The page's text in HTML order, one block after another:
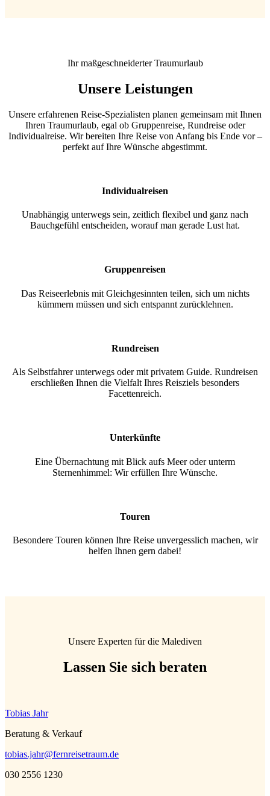
Ihr maßgeschneiderter Traumurlaub
Unsere Leistungen
Unsere erfahrenen Reise-Spezialisten planen gemeinsam mit Ihnen
Ihren Traumurlaub, egal ob Gruppenreise, Rundreise oder
Individualreise. Wir bereiten Ihre Reise von Anfang bis Ende vor –
perfekt auf Ihre Wünsche abgestimmt.
Individualreisen
Unabhängig unterwegs sein, zeitlich flexibel und ganz nach
Bauchgefühl entscheiden, worauf man gerade Lust hat.
Gruppenreisen
Das Reiseerlebnis mit Gleichgesinnten teilen, sich um nichts
kümmern müssen und sich entspannt zurücklehnen.
Rundreisen
Als Selbstfahrer unterwegs oder mit privatem Guide. Rundreisen
erschließen Ihnen die Vielfalt Ihres Reisziels besonders
Facettenreich.
Unterkünfte
Eine Übernachtung mit Blick aufs Meer oder unterm
Sternenhimmel: Wir erfüllen Ihre Wünsche.
Touren
Besondere Touren können Ihre Reise unvergesslich machen, wir
helfen Ihnen gern dabei!
Unsere Experten für die Malediven
Lassen Sie sich beraten
Tobias Jahr
Beratung & Verkauf
tobias.jahr@fernreisetraum.de
030 2556 1230